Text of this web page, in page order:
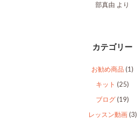
部真由 より
カテゴリー
お勧め商品 (1)
キット (25)
ブログ(19)
レッスン動画(3)